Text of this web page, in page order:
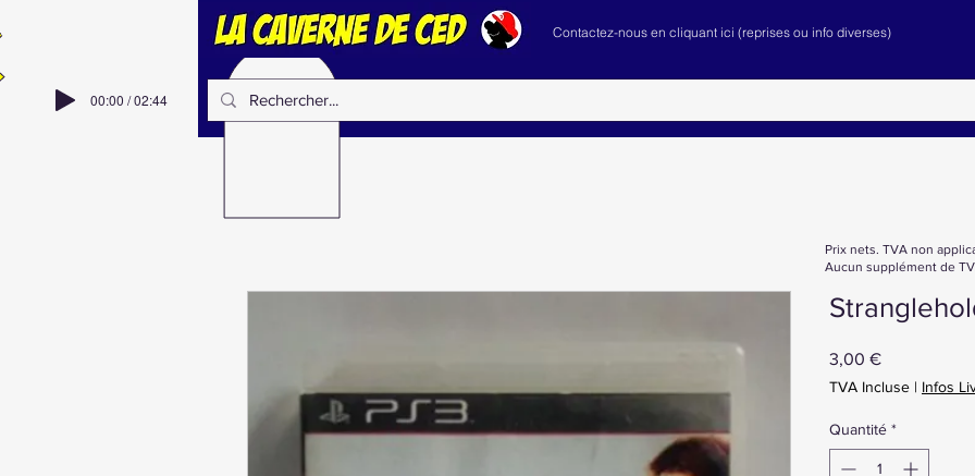
00:00 / 02:44
Contactez-nous en cliquant ici (reprises ou info diverses)
3,00 €Prix
TVA Incluse | Infos
Quantité *
Prix nets. TVA non
Aucun supplément de